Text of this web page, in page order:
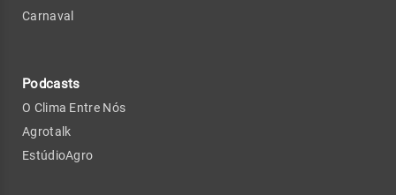
Carnaval
Podcasts
O Clima Entre Nós
Agrotalk
EstúdioAgro